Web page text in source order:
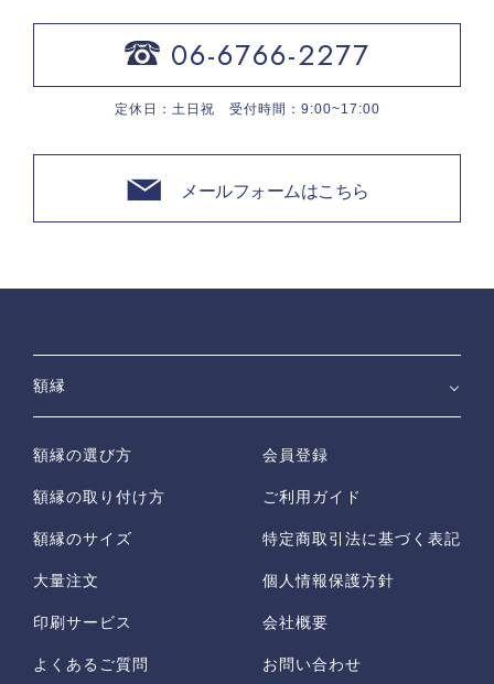
06-6766-2277
定休日：土日祝 受付時間：9:00~17:00
メールフォームはこちら
額縁
額縁の選び方
額縁の取り付け方
額縁のサイズ
大量注文
印刷サービス
よくあるご質問
会員登録
ご利用ガイド
特定商取引法に基づく表記
個人情報保護方針
会社概要
お問い合わせ